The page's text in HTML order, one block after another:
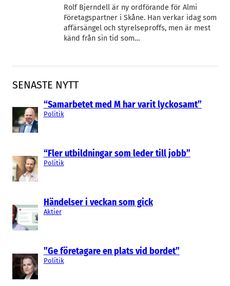
SENASTE NYTT
“Samarbetet med M har varit lyckosamt”
Politik
“Fler utbildningar som leder till jobb”
Politik
Händelser i veckan som gick
Aktier
”Ge företagare en plats vid bordet”
Politik
Rolf Bjerndell är ny ordförande för Almi
Företagspartner i Skåne. Han verkar idag som
affärsängel och styrelseproffs, men är mest
känd från sin tid som…